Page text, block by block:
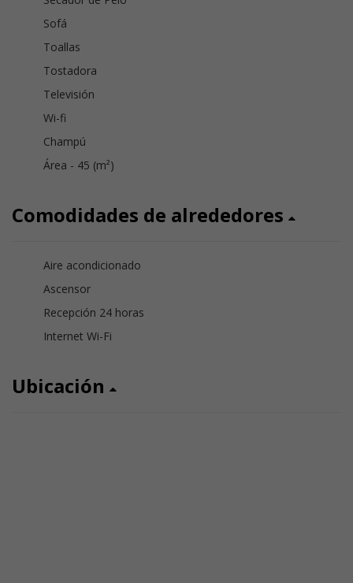
Sofá
Toallas
Tostadora
Televisión
Wi-fi
Champú
Área - 45 (m²)
Comodidades de alrededores
Aire acondicionado
Ascensor
Recepción 24 horas
Internet Wi-Fi
Ubicación